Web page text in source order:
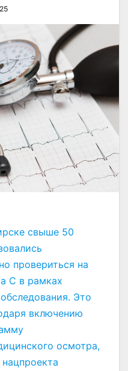
свыше 50
провериться на
С в рамках
Это
включению
осмотра,